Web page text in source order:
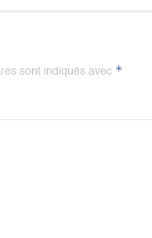
sont indiqués avec *